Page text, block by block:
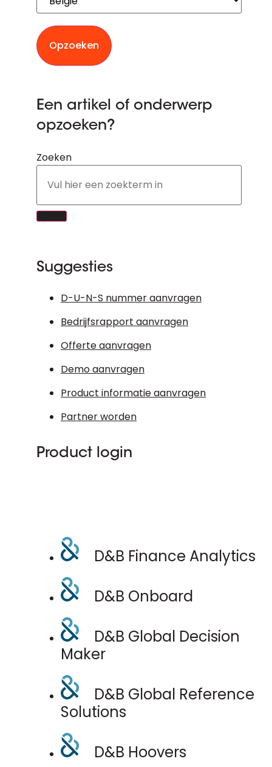
Opzoeken
Een artikel of onderwerp
opzoeken?
Zoeken
Suggesties
D-U-N-S nummer aanvragen
Bedrijfsrapport aanvragen
Offerte aanvragen
Demo aanvragen
Product informatie aanvragen
Partner worden
Product login
D&B Finance Analytics
D&B Onboard
D&B Global Decision
Maker
D&B Global Reference
Solutions
D&B Hoovers